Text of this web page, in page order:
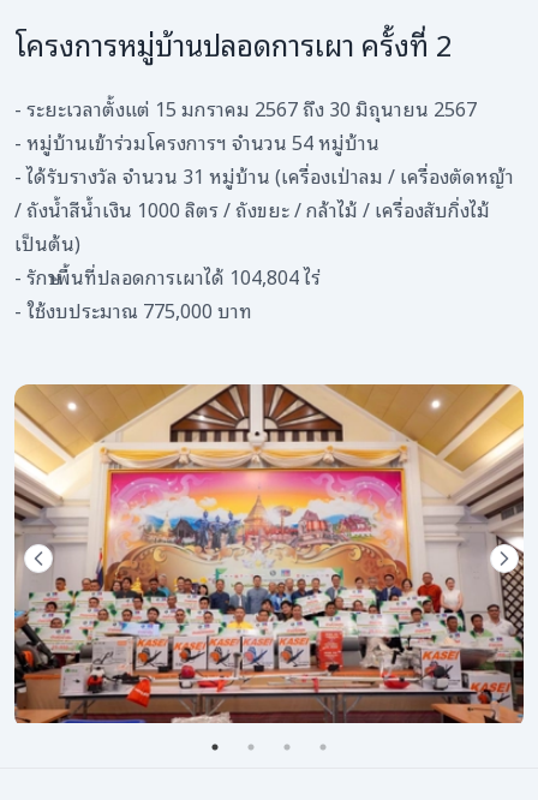
โครงการหมู่บ้านปลอดการเผา ครั้งที่ 2
- ระยะเวลาตั้งแต่ 15 มกราคม 2567 ถึง 30 มิถุนายน 2567
- หมู่บ้านเข้าร่วมโครงการฯ จำนวน 54 หมู่บ้าน
- ได้รับรางวัล จำนวน 31 หมู่บ้าน (เครื่องเป่าลม / เครื่องตัดหญ้า
/ ถังน้ำสีน้ำเงิน 1000 ลิตร / ถังขยะ / กล้าไม้ / เครื่องสับกิ่งไม้
เป็นต้น)
- รักษาพื้นที่ปลอดการเผาได้ 104,804 ไร่
- ใช้งบประมาณ 775,000 บาท